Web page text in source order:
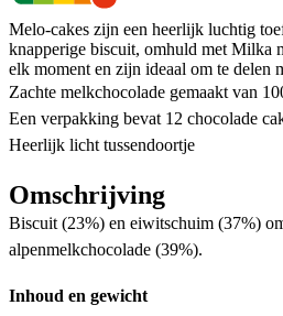
Melo-cakes zijn een heerlijk luchtig
knapperige biscuit, omhuld met Milka
elk moment en zijn ideaal om te delen
Zachte melkchocolade gemaakt van
Een verpakking bevat 12 chocolade
Heerlijk licht tussendoortje
Omschrijving
Biscuit (23%) en eiwitschuim (37%)
alpenmelkchocolade (39%).
Inhoud en gewicht